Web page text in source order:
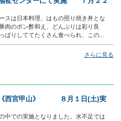
スは日本料理、はもの照り焼き丼とな
肉のポン酢和え、どんぶりは彩り良
ぱりしててたくさん食べられ、この...
さらに見る
《西宮甲山》 ８月１日(土)実
中での実施となりました。水不足では